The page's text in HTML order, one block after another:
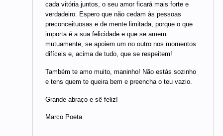
cada vitória juntos, o seu amor ficará mais forte e
verdadeiro. Espero que não cedam às pessoas
preconceituosas e de mente limitada, porque o que
importa é a sua felicidade e que se amem
mutuamente, se apoiem um no outro nos momentos
difíceis e, acima de tudo, que se respeitem!
Também te amo muito, maninho! Não estás sozinho
e tens quem te queira bem e preencha o teu vazio.
Grande abraço e sê feliz!
Marco Poeta